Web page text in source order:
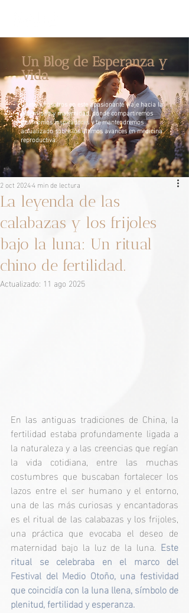
Un Blog de Esperanza y
Vida
Únete a nosotros en este apasionante viaje hacia la
paternidad y maternidad, donde compartiremos
testimonios inspiradores y te mantendremos
actualizado sobre los últimos avances en medicina
reproductiva.
La leyenda de las
calabazas y los frijoles
bajo la luna: Un ritual
chino de fertilidad.
2 oct 20244 min de lectura
Actualizado: 11 ago 2025
En las antiguas tradiciones de China, la
fertilidad estaba profundamente ligada a
la naturaleza y a las creencias que regían
la vida cotidiana, entre las muchas
costumbres que buscaban fortalecer los
lazos entre el ser humano y el entorno,
una de las más curiosas y encantadoras
es el ritual de las calabazas y los frijoles,
una práctica que evocaba el deseo de
maternidad bajo la luz de la luna. Este
ritual se celebraba en el marco del
Festival del Medio Otoño, una festividad
que coincidía con la luna llena, símbolo de
plenitud, fertilidad y esperanza.